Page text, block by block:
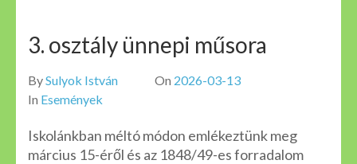
3. osztály ünnepi műsora
BySulyok István On 2026-03-13
In Események
Iskolánkban méltó módon emlékeztünk meg
március 15-éről és az 1848/49-es forradalom